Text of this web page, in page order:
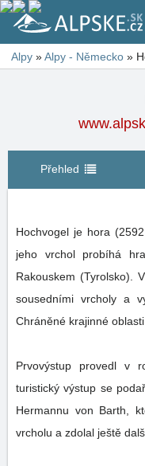
Alpy »Alpy - Německo »
Přehled
Hochvogel je hora
jeho vrchol probíhá
Rakouskem (Tyrolsko).
sousedními vrcholy a
Chráněné krajinné
Prvovýstup provedl v
turistický výstup se
Hermannu von Barth,
vrcholu a zdolal ještě